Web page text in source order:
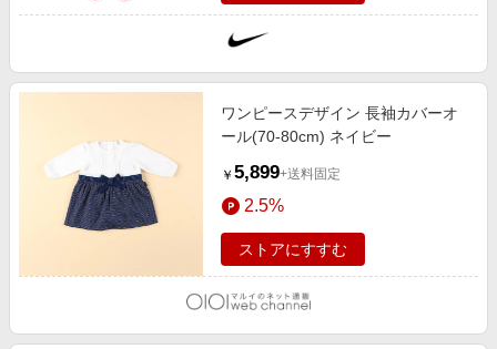
ワンピースデザイン 長袖カバーオ
ール(70-80cm) ネイビー
￥ 5,899+送料固定
2.5%
ストアにすすむ